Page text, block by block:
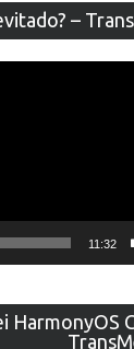
–
11:32
HarmonyOS